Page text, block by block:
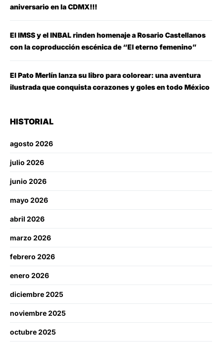
aniversario en la CDMX!!!
El IMSS y el INBAL rinden homenaje a Rosario Castellanos
con la coproducción escénica de “El eterno femenino”
El Pato Merlín lanza su libro para colorear: una aventura
ilustrada que conquista corazones y goles en todo México
HISTORIAL
agosto 2026
julio 2026
junio 2026
mayo 2026
abril 2026
marzo 2026
febrero 2026
enero 2026
diciembre 2025
noviembre 2025
octubre 2025